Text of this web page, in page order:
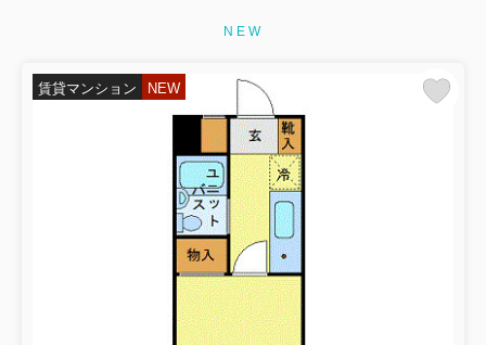
NEW
賃貸マンション NEW